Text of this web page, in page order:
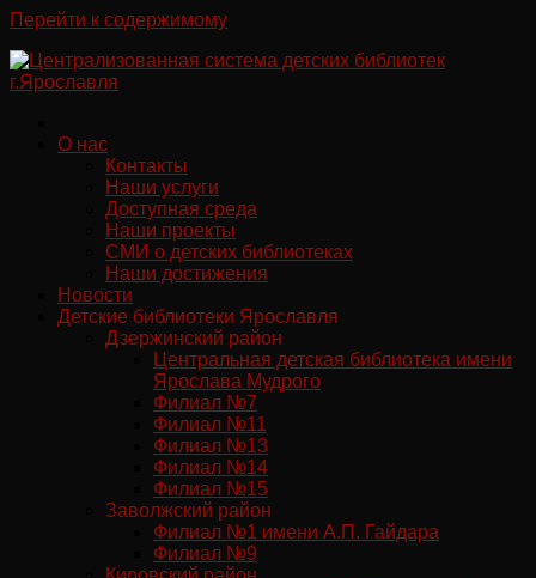
Перейти к содержимому
О нас
Контакты
Наши услуги
Доступная среда
Наши проекты
СМИ о детских библиотеках
Наши достижения
Новости
Детские библиотеки Ярославля
Дзержинский район
Центральная детская библиотека имени
Ярослава Мудрого
Филиал №7
Филиал №11
Филиал №13
Филиал №14
Филиал №15
Заволжский район
Филиал №1 имени А.П. Гайдара
Филиал №9